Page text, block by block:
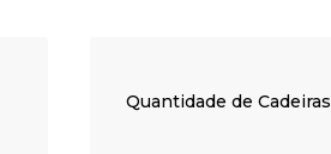
Quantidade de Cadeiras